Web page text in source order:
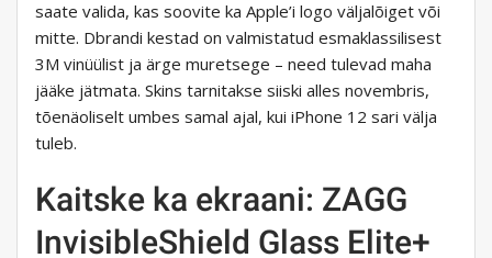
saate valida, kas soovite ka Apple’i logo väljalõiget või
mitte. Dbrandi kestad on valmistatud esmaklassilisest
3M vinüülist ja ärge muretsege – need tulevad maha
jääke jätmata. Skins tarnitakse siiski alles novembris,
tõenäoliselt umbes samal ajal, kui iPhone 12 sari välja
tuleb.
Kaitske ka ekraani: ZAGG
InvisibleShield Glass Elite+